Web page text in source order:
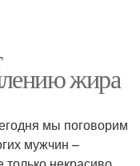
жира
мы поговорим
мужчин –